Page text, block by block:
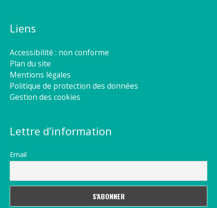
Liens
Accessibilité : non conforme
Plan du site
Mentions légales
Politique de protection des données
Gestion des cookies
Lettre d’information
Email